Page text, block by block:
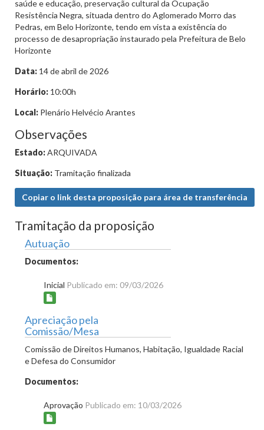
saúde e educação, preservação cultural da Ocupação
Resistência Negra, situada dentro do Aglomerado Morro das
Pedras, em Belo Horizonte, tendo em vista a existência do
processo de desapropriação instaurado pela Prefeitura de Belo
Horizonte
Data: 14 de abril de 2026
Horário: 10:00h
Local: Plenário Helvécio Arantes
Observações
Estado:ARQUIVADA
Situação: Tramitação finalizada
Copiar o link desta proposição para área de transferência
Tramitação da proposição
Autuação
Documentos:
Inicial Publicado em: 09/03/2026
Apreciação pela
Comissão/Mesa
Comissão de Direitos Humanos, Habitação, Igualdade Racial
e Defesa do Consumidor
Documentos:
Aprovação Publicado em: 10/03/2026